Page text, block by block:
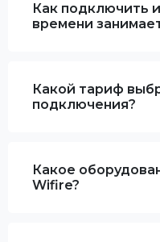
Как подключить
времени
Какой тариф
подключения?
Какое
Wifire?